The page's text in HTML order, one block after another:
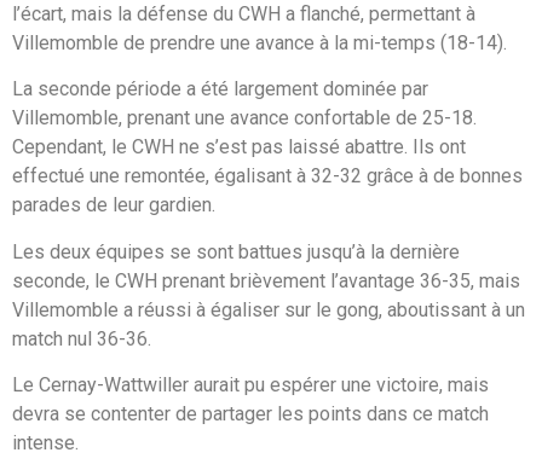
l’écart, mais la défense du CWH a flanché, permettant à
Villemomble de prendre une avance à la mi-temps (18-14).
La seconde période a été largement dominée par
Villemomble, prenant une avance confortable de 25-18.
Cependant, le CWH ne s’est pas laissé abattre. Ils ont
effectué une remontée, égalisant à 32-32 grâce à de bonnes
parades de leur gardien.
Les deux équipes se sont battues jusqu’à la dernière
seconde, le CWH prenant brièvement l’avantage 36-35, mais
Villemomble a réussi à égaliser sur le gong, aboutissant à un
match nul 36-36.
Le Cernay-Wattwiller aurait pu espérer une victoire, mais
devra se contenter de partager les points dans ce match
intense.